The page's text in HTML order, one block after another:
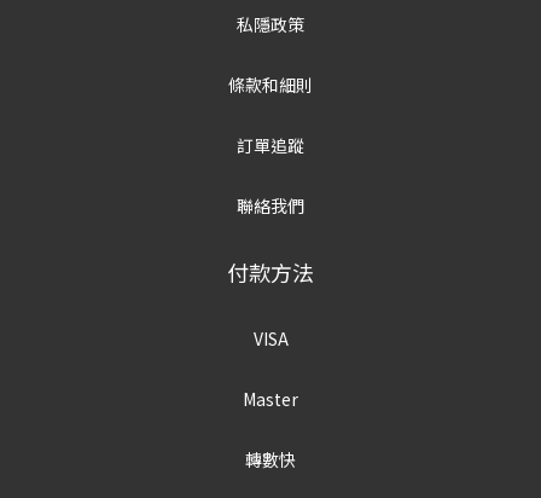
私隱政策
條款和細則
訂單追蹤
聯絡我們
付款方法
VISA
Master
轉數快